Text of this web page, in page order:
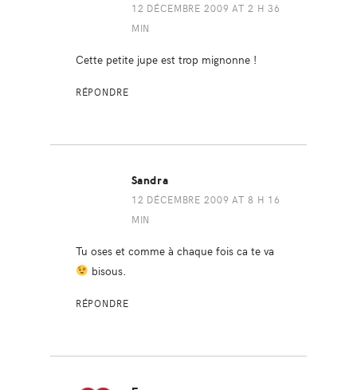
12 DÉCEMBRE 2009 AT 2 H 36
MIN
Cette petite jupe est trop mignonne !
RÉPONDRE
Sandra
12 DÉCEMBRE 2009 AT 8 H 16
MIN
Tu oses et comme à chaque fois ca te va
bisous.
RÉPONDRE